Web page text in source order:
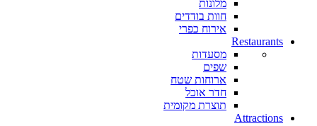
מלונות
חוות בודדים
אירוח כפרי
Restaurants
מסעדות
שפים
ארוחות שטח
חדר אוכל
תוצרת מקומית
Attractions